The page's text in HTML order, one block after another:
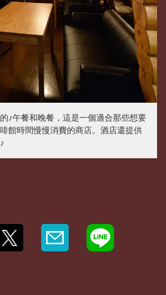
♪午餐和晚餐，這是一個適合那些想要
館時間慢慢消費的商店。酒店還提供